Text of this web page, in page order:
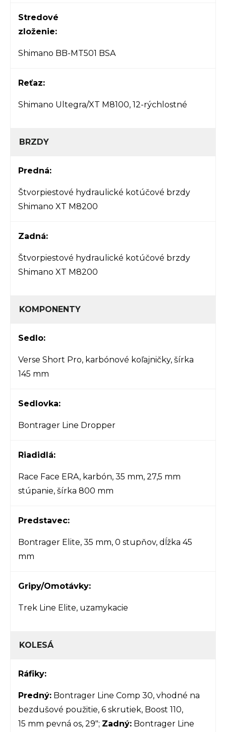
Stredové
zloženie:
Shimano BB-MT501 BSA
Reťaz:
Shimano Ultegra/XT M8100, 12-rýchlostné
BRZDY
Predná:
Štvorpiestové hydraulické kotúčové brzdy
Shimano XT M8200
Zadná:
Štvorpiestové hydraulické kotúčové brzdy
Shimano XT M8200
KOMPONENTY
Sedlo:
Verse Short Pro, karbónové koľajničky, šírka
145 mm
Sedlovka:
Bontrager Line Dropper
Riadidlá:
Race Face ERA, karbón, 35 mm, 27,5 mm
stúpanie, šírka 800 mm
Predstavec:
Bontrager Elite, 35 mm, 0 stupňov, dĺžka 45
mm
Gripy/Omotávky:
Trek Line Elite, uzamykacie
KOLESÁ
Ráfiky:
Predný: Bontrager Line Comp 30, vhodné na
bezdušové použitie, 6 skrutiek, Boost 110,
15 mm pevná os, 29"; Zadný: Bontrager Line